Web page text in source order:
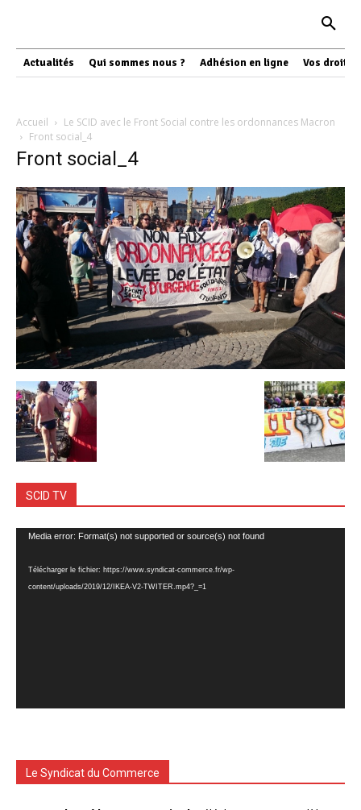
Actualités Qui sommes nous ? Adhésion en ligne Vos droits
Accueil
Le SCID avec le Front Social contre les ordonnances Macron
Front social_4
Front social_4
SCID TV
Lecteur
Media error: Format(s) not supported or source(s) not found
Télécharger le fichier: https://www.syndicat-commerce.fr/wp-
content/uploads/2019/12/IKEA-V2-TWITER.mp4?_=1
Le Syndicat du Commerce